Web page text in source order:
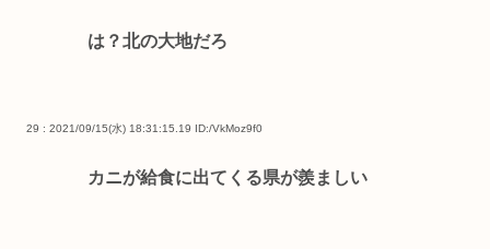
は？北の大地だろ
29 : 2021/09/15(水) 18:31:15.19 ID:/VkMoz9f0
カニが給食に出てくる県が羨ましい